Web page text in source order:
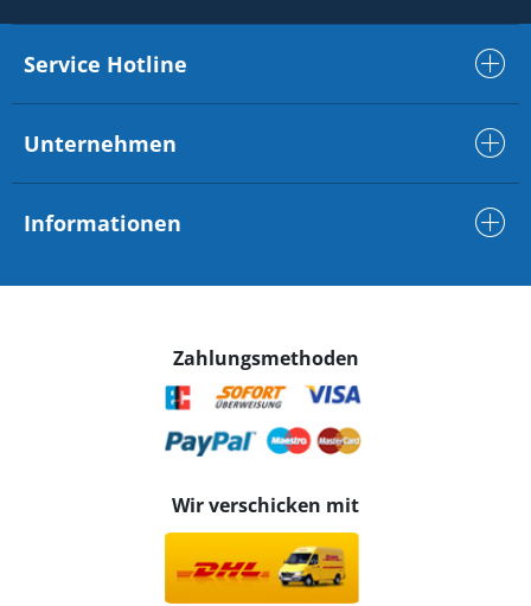
Service Hotline
Unternehmen
Informationen
Zahlungsmethoden
Wir verschicken mit